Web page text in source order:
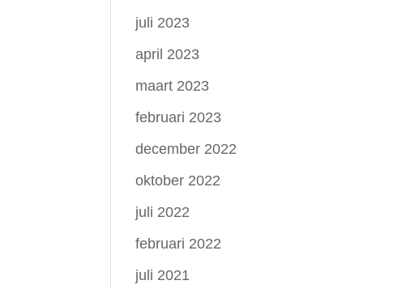
juli 2023
april 2023
maart 2023
februari 2023
december 2022
oktober 2022
juli 2022
februari 2022
juli 2021